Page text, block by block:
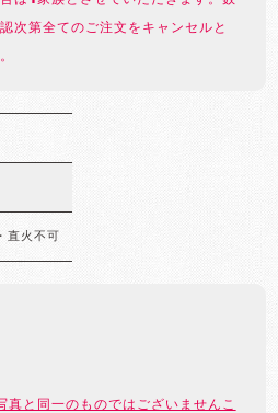
次第全てのご注文をキャンセルと
直火不可
と同一のものではございませんこ